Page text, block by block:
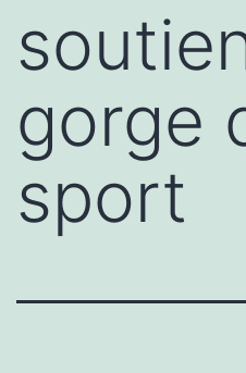
gorge
sport